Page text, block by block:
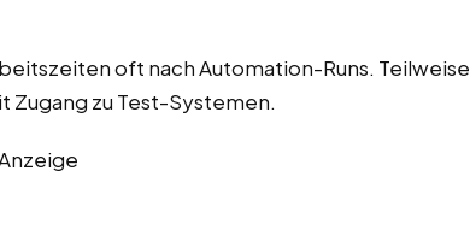
oft nach Automation-Runs. Teilweise
zu Test-Systemen.